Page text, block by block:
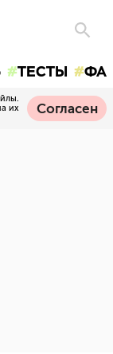
ТЕСТЫ
их
Согласен